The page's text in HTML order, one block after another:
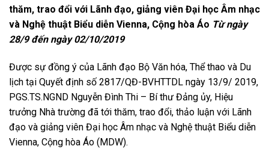
thăm, trao đổi với Lãnh đạo, giảng viên Đại học Âm nhạc
và Nghệ thuật Biểu diễn Vienna, Cộng hòa Áo Từ ngày
28/9 đến ngày 02/10/2019
Được sự đồng ý của Lãnh đạo Bộ Văn hóa, Thể thao và Du
lịch tại Quyết định số 2817/QĐ-BVHTTDL ngày 13/9/ 2019,
PGS.TS.NGND Nguyễn Đình Thi – Bí thư Đảng ủy, Hiệu
trưởng Nhà trường đã tới thăm, trao đổi, thảo luận với Lãnh
đạo và giảng viên Đại học Âm nhạc và Nghệ thuật Biểu diễn
Vienna, Cộng hòa Áo (MDW).